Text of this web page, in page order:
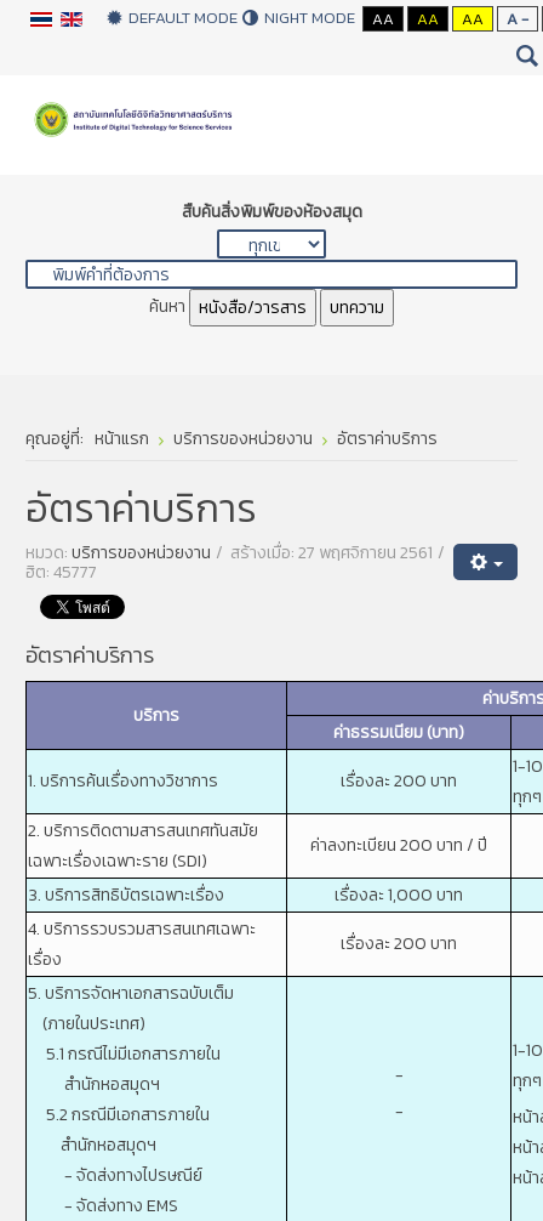
DEFAULT MODE NIGHT MODE AA AA AA A -
สืบค้นสิ่งพิมพ์ของห้องสมุด
ค้นหา หนังสือ/วารสาร บทความ
คุณอยู่ที่: หน้าแรก บริการของหน่วยงาน อัตราค่าบริการ
อัตราค่าบริการ
หมวด:บริการของหน่วยงาน สร้างเมื่อ: 27 พฤศจิกายน 2561
ฮิต: 45777
อัตราค่าบริการ
บริการ
ค่าบริกา
ค่าธรรมเนียม (บาท)
1. บริการค้นเรื่องทางวิชาการ
เรื่องละ 200 บาท
1-
ทุก
2. บริการติดตามสารสนเทศทันสมัย
เฉพาะเรื่องเฉพาะราย (SDI)
ค่าลงทะเบียน 200 บาท / ปี
3. บริการสิทธิบัตรเฉพาะเรื่อง
เรื่องละ 1,000 บาท
4. บริการรวบรวมสารสนเทศเฉพาะ
เรื่อง
เรื่องละ 200 บาท
5. บริการจัดหาเอกสารฉบับเต็ม
(ภายในประเทศ)
5.1 กรณีไม่มีเอกสารภายใน
สำนักหอสมุดฯ
5.2 กรณีมีเอกสารภายใน
สำนักหอสมุดฯ
- จัดส่งทางไปรษณีย์
- จัดส่งทาง EMS
-
-
1-
ทุก
หน้
หน้า
หน้